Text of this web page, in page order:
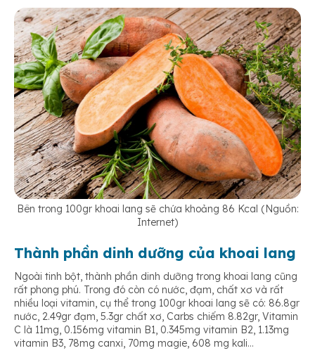
Bên trong 100gr khoai lang sẽ chứa khoảng 86 Kcal (Nguồn:
Internet)
Thành phần dinh dưỡng của khoai lang
Ngoài tinh bột, thành phần dinh dưỡng trong khoai lang cũng
rất phong phú. Trong đó còn có nước, đạm, chất xơ và rất
nhiều loại vitamin, cụ thể trong 100gr khoai lang sẽ có: 86.8gr
nước, 2.49gr đạm, 5.3gr chất xơ, Carbs chiếm 8.82gr, Vitamin
C là 11mg, 0.156mg vitamin B1, 0.345mg vitamin B2, 1.13mg
vitamin B3, 78mg canxi, 70mg magie, 608 mg kali…